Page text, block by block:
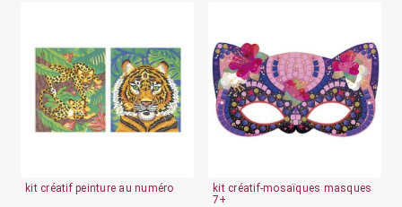
kit créatif peinture au numéro
kit créatif-mosaïques masques
7+